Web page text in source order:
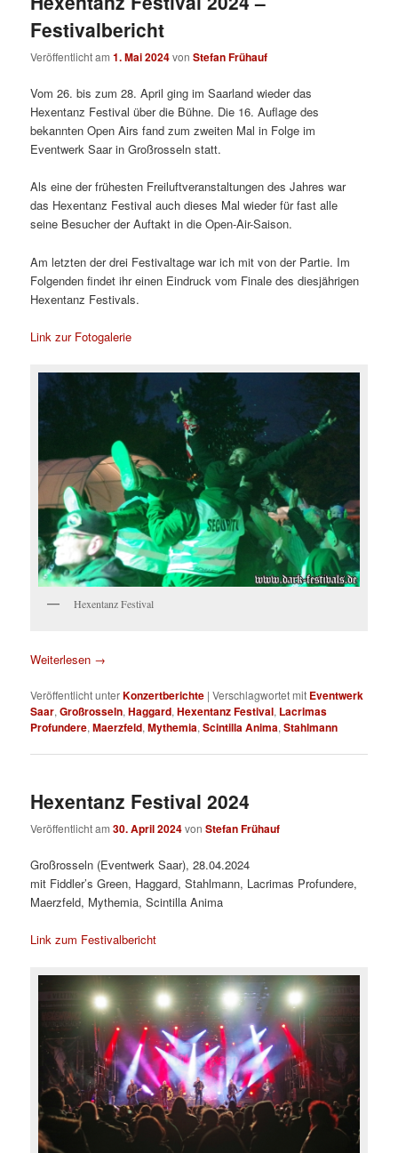
Festivalbericht
Veröffentlicht am1. Mai 2024vonStefan Frühauf
Vom 26. bis zum 28. April ging im Saarland wieder das
Hexentanz Festival über die Bühne. Die 16. Auflage des
bekannten Open Airs fand zum zweiten Mal in Folge im
Eventwerk Saar in Großrosseln statt.
Als eine der frühesten Freiluftveranstaltungen des Jahres war
das Hexentanz Festival auch dieses Mal wieder für fast alle
seine Besucher der Auftakt in die Open-Air-Saison.
Am letzten der drei Festivaltage war ich mit von der Partie. Im
Folgenden findet ihr einen Eindruck vom Finale des diesjährigen
Hexentanz Festivals.
Link zur Fotogalerie
Hexentanz Festival
Weiterlesen →
Veröffentlicht unterKonzertberichte |Verschlagwortet mit Eventwerk
Saar,Großrosseln,Haggard,Hexentanz Festival, Lacrimas
Profundere,Maerzfeld,Mythemia,Scintilla Anima,Stahlmann
Hexentanz Festival 2024
Veröffentlicht am30. April 2024vonStefan Frühauf
Großrosseln (Eventwerk Saar), 28.04.2024
mit Fiddler’s Green, Haggard, Stahlmann, Lacrimas Profundere,
Maerzfeld, Mythemia, Scintilla Anima
Link zum Festivalbericht